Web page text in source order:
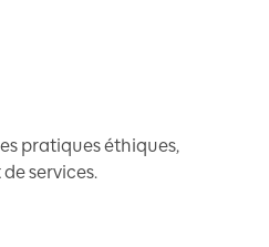
pratiques éthiques,
services.